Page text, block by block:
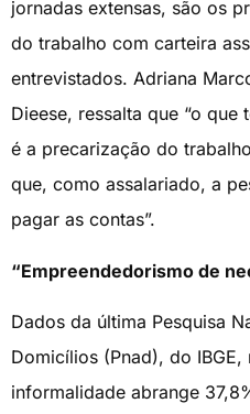
jornadas extensas, são os
do trabalho com carteira
entrevistados. Adriana
Dieese, ressalta que “o
é a precarização do
que, como assalariado, a
pagar as contas”.
“Empreendedorismo de
Dados da última Pesquisa
Domicílios (Pnad), do IBGE,
informalidade abrange